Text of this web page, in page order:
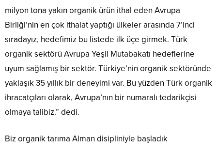
milyon tona yakın organik ürün ithal eden Avrupa
Birliği’nin en çok ithalat yaptığı ülkeler arasında 7’inci
sıradayız, hedefimiz bu listede ilk üçe girmek. Türk
organik sektörü Avrupa Yeşil Mutabakatı hedeflerine
uyum sağlamış bir sektör. Türkiye’nin organik sektöründe
yaklaşık 35 yıllık bir deneyimi var. Bu yüzden Türk organik
ihracatçıları olarak, Avrupa’nın bir numaralı tedarikçisi
olmaya talibiz.” dedi.
Biz organik tarıma Alman disipliniyle başladık